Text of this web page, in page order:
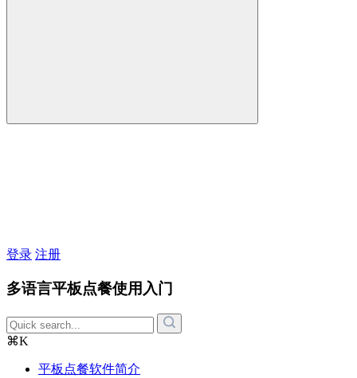
登录 注册
多语言平板点餐使用入门
⌘K
平板点餐软件简介